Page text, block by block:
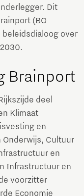
Dit
(BO
beleidsdialoog over
Brainport
deel
Klimaat
en
Onderwijs, Cultuur
en
Infrastructuur en
voorzitter
Economie